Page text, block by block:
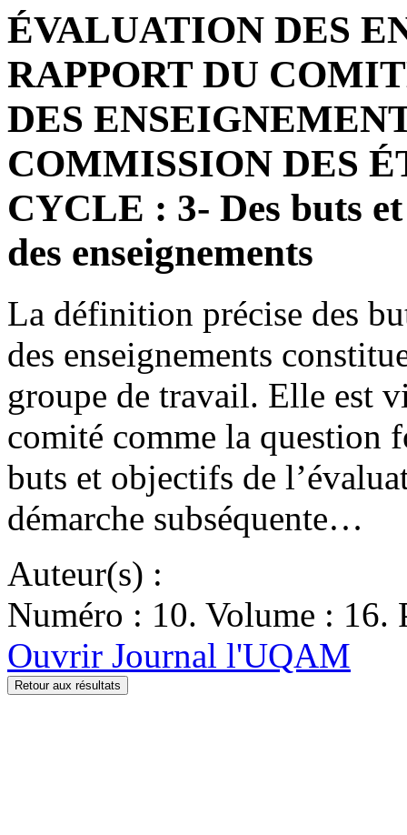
ÉVALUATION DES
RAPPORT DU
DES
COMMISSION DES
CYCLE : 3- Des buts
des enseignements
La définition précise des
des enseignements
groupe de travail. Elle est
comité comme la question
buts et objectifs de
démarche subséquente…
Auteur(s) :
Numéro : 10. Volume : 16.
Ouvrir Journal l'UQAM
Retour aux résultats